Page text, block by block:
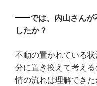
では、内山さん
したか？
不動の置かれている
分に置き換えて考え
情の流れは理解でき